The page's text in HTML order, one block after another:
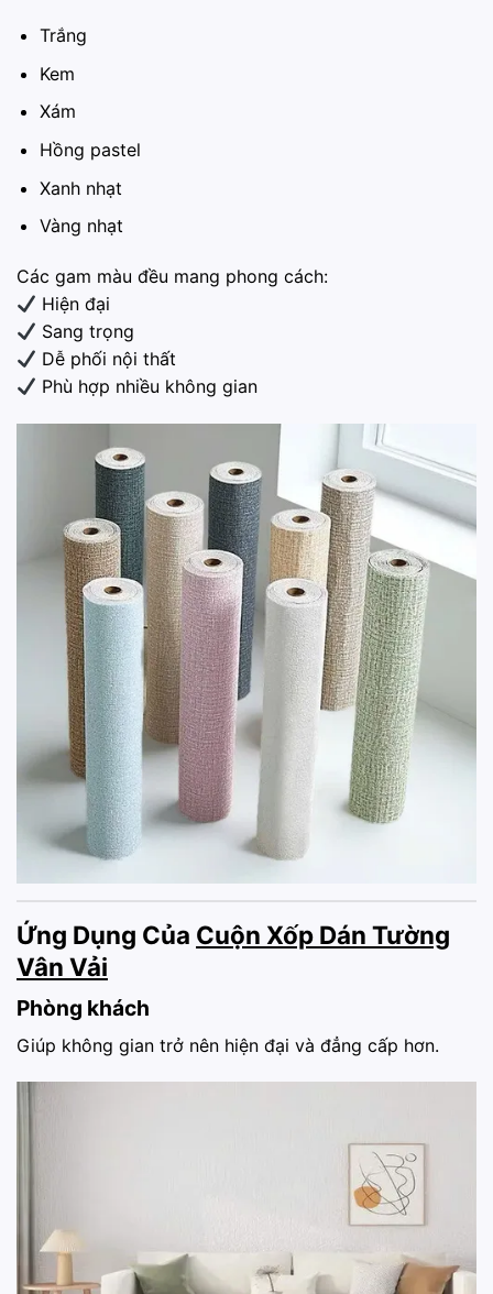
Trắng
Kem
Xám
Hồng pastel
Xanh nhạt
Vàng nhạt
Các gam màu đều mang phong cách:
Hiện đại
Sang trọng
Dễ phối nội thất
Phù hợp nhiều không gian
Ứng Dụng Của Cuộn Xốp Dán Tường
Vân Vải
Phòng khách
Giúp không gian trở nên hiện đại và đẳng cấp hơn.